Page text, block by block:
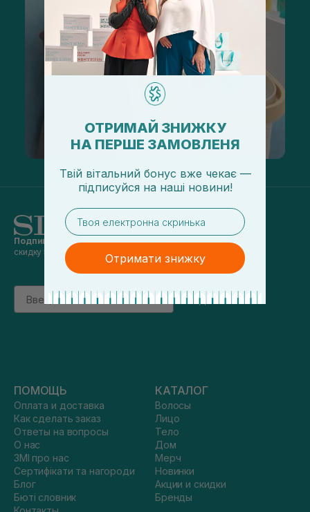
Подпишись на наши новостии получай
скидку 5% на первый заказ
Email
підписатись
ПОМОЩЬ
Оплата и доставка
Как сделать заказ
Ответы на вопросы
О нас
ЗМІ про нас
Сертифікати та нагороди
Блог
Бюті словник
КАТАЛОГ
Волосы
Лицо
Тело
Дом
Мерч
Новинки
Акции и скидки
Бренды
ОТРИМАЙ ЗНИЖКУ
НА ПЕРШЕ ЗАМОВЛЕНЯ
Твій вітальний бонус вже чекає —
підписуйся на наші новини!
email
Отримати знижку